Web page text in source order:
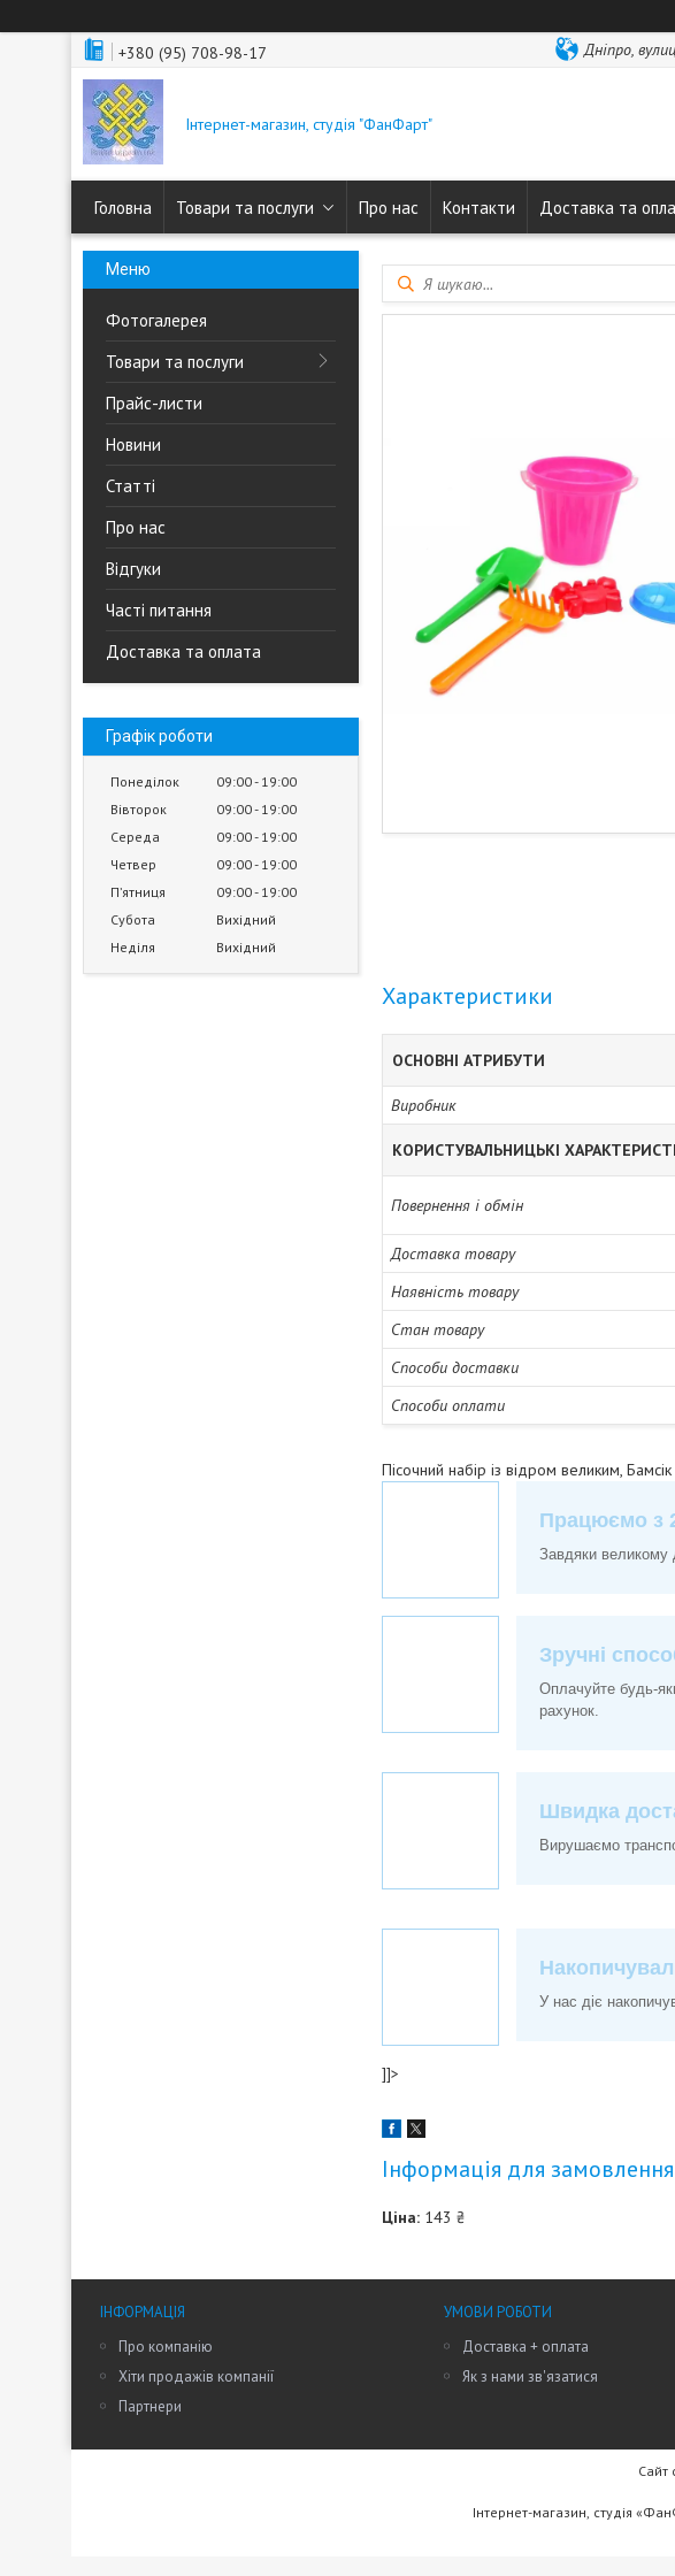
+380 (95) 708-98-17 Дніпро,
Інтернет-магазин, студія "ФанФарт"
Головна Товари та послуги Про нас Контакти Доставка та
Фотогалерея
Товари та послуги
Прайс-листи
Новини
Статті
Про нас
Відгуки
Часті питання
Доставка та оплата
Графік роботи
Понеділок 09:00 19:00
Вівторок
09:00 19:00
Середа
09:00 19:00
Четвер
09:00 19:00
Пʼятниця
09:00 19:00
Субота
Вихідний
Неділя
Вихідний
Характеристики
ОСНОВНІ АТРИБУТИ
Виробник
КОРИСТУВАЛЬНИЦЬКІ
Повернення і обмін
Доставка товару
Наявність товару
Стан товару
Способи доставки
Способи оплати
Пісочний набір із відром великим,
Працюємо з
Завдяки великому
Зручні
Оплачуйте будь-
рахунок.
Швидка
Вирушаємо
У нас діє
]]>
Інформація для замовлення
Ціна: 143 ₴
ІНФОРМАЦІЯ
Про компанію
Хіти продажів компанії
Партнери
УМОВИ РОБОТИ
Доставка + оплата
Як з нами зв'язатися
Сайт